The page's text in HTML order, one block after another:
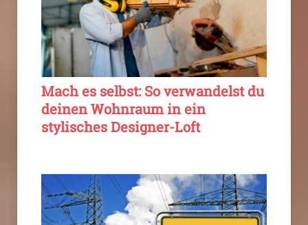
Mach es selbst: So verwandelst du
deinen Wohnraum in ein
stylisches Designer-Loft